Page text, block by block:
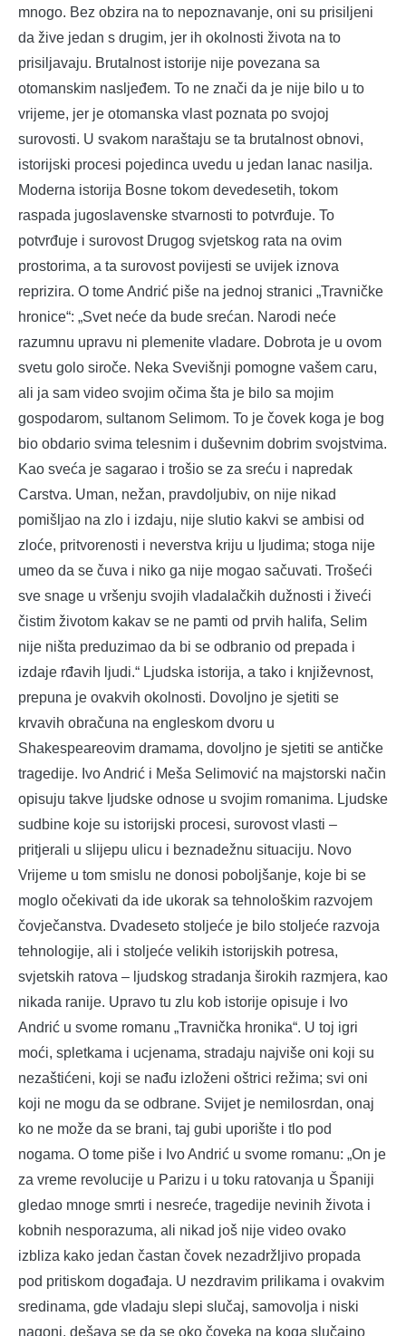
mnogo. Bez obzira na to nepoznavanje, oni su prisiljeni
da žive jedan s drugim, jer ih okolnosti života na to
prisiljavaju. Brutalnost istorije nije povezana sa
otomanskim nasljeđem. To ne znači da je nije bilo u to
vrijeme, jer je otomanska vlast poznata po svojoj
surovosti. U svakom naraštaju se ta brutalnost obnovi,
istorijski procesi pojedinca uvedu u jedan lanac nasilja.
Moderna istorija Bosne tokom devedesetih, tokom
raspada jugoslavenske stvarnosti to potvrđuje. To
potvrđuje i surovost Drugog svjetskog rata na ovim
prostorima, a ta surovost povijesti se uvijek iznova
reprizira. O tome Andrić piše na jednoj stranici „Travničke
hronice“: „Svet neće da bude srećan. Narodi neće
razumnu upravu ni plemenite vladare. Dobrota je u ovom
svetu golo siroče. Neka Svevišnji pomogne vašem caru,
ali ja sam video svojim očima šta je bilo sa mojim
gospodarom, sultanom Selimom. To je čovek koga je bog
bio obdario svima telesnim i duševnim dobrim svojstvima.
Kao sveća je sagarao i trošio se za sreću i napredak
Carstva. Uman, nežan, pravdoljubiv, on nije nikad
pomišljao na zlo i izdaju, nije slutio kakvi se ambisi od
zloće, pritvorenosti i neverstva kriju u ljudima; stoga nije
umeo da se čuva i niko ga nije mogao sačuvati. Trošeći
sve snage u vršenju svojih vladalačkih dužnosti i živeći
čistim životom kakav se ne pamti od prvih halifa, Selim
nije ništa preduzimao da bi se odbranio od prepada i
izdaje rđavih ljudi.“ Ljudska istorija, a tako i književnost,
prepuna je ovakvih okolnosti. Dovoljno je sjetiti se
krvavih obračuna na engleskom dvoru u
Shakespeareovim dramama, dovoljno je sjetiti se antičke
tragedije. Ivo Andrić i Meša Selimović na majstorski način
opisuju takve ljudske odnose u svojim romanima. Ljudske
sudbine koje su istorijski procesi, surovost vlasti –
pritjerali u slijepu ulicu i beznadežnu situaciju. Novo
Vrijeme u tom smislu ne donosi poboljšanje, koje bi se
moglo očekivati da ide ukorak sa tehnološkim razvojem
čovječanstva. Dvadeseto stoljeće je bilo stoljeće razvoja
tehnologije, ali i stoljeće velikih istorijskih potresa,
svjetskih ratova – ljudskog stradanja širokih razmjera, kao
nikada ranije. Upravo tu zlu kob istorije opisuje i Ivo
Andrić u svome romanu „Travnička hronika“. U toj igri
moći, spletkama i ucjenama, stradaju najviše oni koji su
nezaštićeni, koji se nađu izloženi oštrici režima; svi oni
koji ne mogu da se odbrane. Svijet je nemilosrdan, onaj
ko ne može da se brani, taj gubi uporište i tlo pod
nogama. O tome piše i Ivo Andrić u svome romanu: „On je
za vreme revolucije u Parizu i u toku ratovanja u Španiji
gledao mnoge smrti i nesreće, tragedije nevinih života i
kobnih nesporazuma, ali nikad još nije video ovako
izbliza kako jedan častan čovek nezadržljivo propada
pod pritiskom događaja. U nezdravim prilikama i ovakvim
sredinama, gde vladaju slepi slučaj, samovolja i niski
nagoni, dešava se da se oko čoveka na koga slučajno